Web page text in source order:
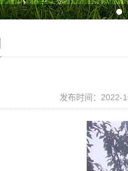
发布时间：2022-